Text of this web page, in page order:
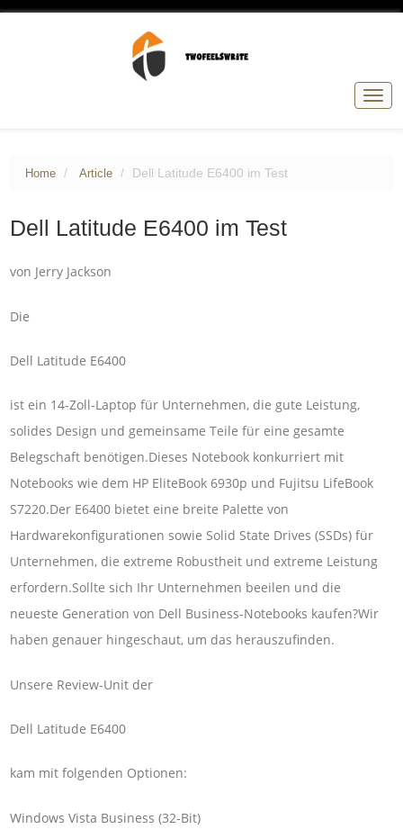
Home Article Dell Latitude E6400 im Test
Dell Latitude E6400 im Test
von Jerry Jackson
Die
Dell Latitude E6400
ist ein 14-Zoll-Laptop für Unternehmen, die gute Leistung,
solides Design und gemeinsame Teile für eine gesamte
Belegschaft benötigen.Dieses Notebook konkurriert mit
Notebooks wie dem HP EliteBook 6930p und Fujitsu LifeBook
S7220.Der E6400 bietet eine breite Palette von
Hardwarekonfigurationen sowie Solid State Drives (SSDs) für
Unternehmen, die extreme Robustheit und extreme Leistung
erfordern.Sollte sich Ihr Unternehmen beeilen und die
neueste Generation von Dell Business-Notebooks kaufen?Wir
haben genauer hingeschaut, um das herauszufinden.
Unsere Review-Unit der
Dell Latitude E6400
kam mit folgenden Optionen:
Windows Vista Business (32-Bit)